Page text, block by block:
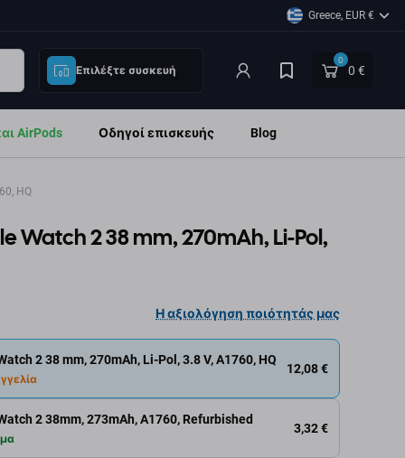
Greece, EUR €
Επιλέξτε συσκευή
0
0 €
AirPods Οδηγοί επισκευής Blog
HQ
Watch 2 38 mm, 270mAh, Li-Pol,
Η αξιολόγηση ποιότητάς μας
2 38mm, 273mAh, A1760, Refurbished
3,32 €
2 38 mm, 270mAh, Li-Pol, 3.8 V, A1760, HQ
12,08 €